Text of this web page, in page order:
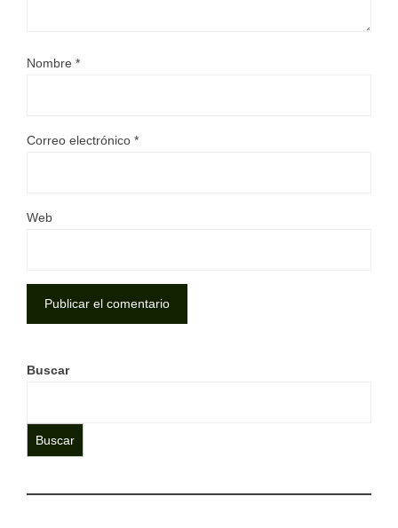
Nombre *
Correo electrónico *
Web
Buscar
Buscar